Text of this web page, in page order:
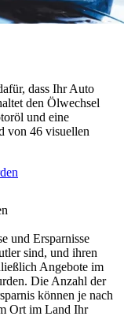
dass Ihr Auto
den Ölwechsel
und eine
von 46 visuellen
und Ersparnisse
sind, und ihren
Angebote im
Die Anzahl der
können je nach
Ort im Land Ihr